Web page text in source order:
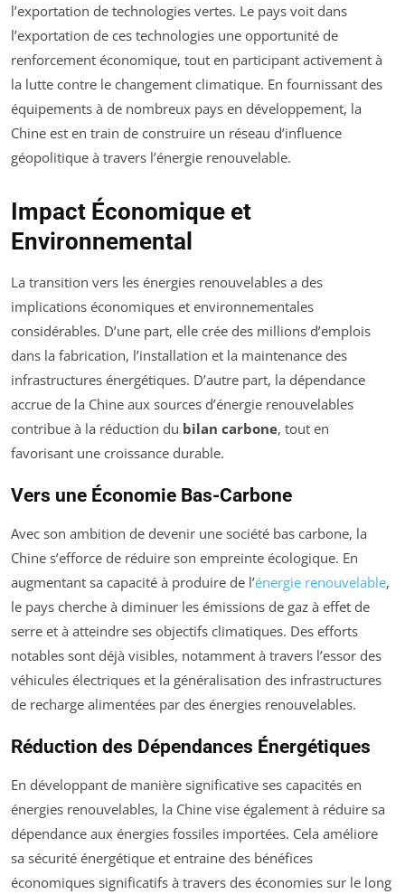
l’exportation de technologies vertes. Le pays voit dans
l’exportation de ces technologies une opportunité de
renforcement économique, tout en participant activement à
la lutte contre le changement climatique. En fournissant des
équipements à de nombreux pays en développement, la
Chine est en train de construire un réseau d’influence
géopolitique à travers l’énergie renouvelable.
Impact Économique et
Environnemental
La transition vers les énergies renouvelables a des
implications économiques et environnementales
considérables. D’une part, elle crée des millions d’emplois
dans la fabrication, l’installation et la maintenance des
infrastructures énergétiques. D’autre part, la dépendance
accrue de la Chine aux sources d’énergie renouvelables
contribue à la réduction du bilan carbone, tout en
favorisant une croissance durable.
Vers une Économie Bas-Carbone
Avec son ambition de devenir une société bas carbone, la
Chine s’efforce de réduire son empreinte écologique. En
augmentant sa capacité à produire de l’énergie renouvelable,
le pays cherche à diminuer les émissions de gaz à effet de
serre et à atteindre ses objectifs climatiques. Des efforts
notables sont déjà visibles, notamment à travers l’essor des
véhicules électriques et la généralisation des infrastructures
de recharge alimentées par des énergies renouvelables.
Réduction des Dépendances Énergétiques
En développant de manière significative ses capacités en
énergies renouvelables, la Chine vise également à réduire sa
dépendance aux énergies fossiles importées. Cela améliore
sa sécurité énergétique et entraine des bénéfices
économiques significatifs à travers des économies sur le long